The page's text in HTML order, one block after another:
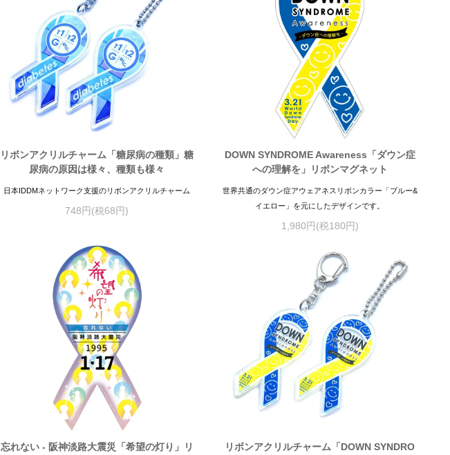
リボンアクリルチャーム「糖尿病の種類」糖
尿病の原因は様々、種類も様々
日本IDDMネットワーク支援のリボンアクリルチャーム
748円(税68円)
DOWN SYNDROME Awareness「ダウン症
への理解を」リボンマグネット
世界共通のダウン症アウェアネスリボンカラー「ブルー&
イエロー」を元にしたデザインです。
1,980円(税180円)
忘れない - 阪神淡路大震災「希望の灯り」リ
リボンアクリルチャーム「DOWN SYNDRO